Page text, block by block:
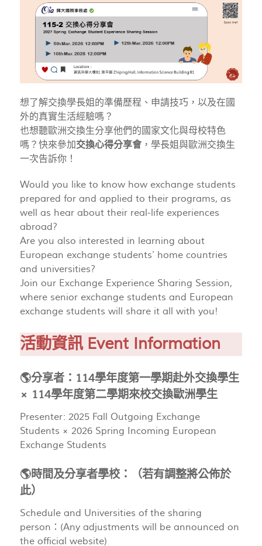
想了解交換學長姐的準備歷程、申請技巧，以及在國
外的真實生活經驗嗎？
也想聽歐洲交換生分享他們的國家文化與母校特色
嗎？快來參加交換心得分享會，學長姐與歐洲交換生
一次告訴你！
Would you like to know how exchange students
prepared for and applied to their programs, as
well as hear about their real-life experiences
abroad?
Are you also interested in learning about
European exchange students’ home countries
and universities?
Join our Exchange Experience Sharing Session,
where senior exchange students and European
exchange students will share it all with you!
活動資訊 Event Information
🌎分享者：114學年度第一學期赴外交換學生
× 114學年度第二學期來校交換歐洲學生
Presenter: 2025 Fall Outgoing Exchange
Students × 2026 Spring Incoming European
Exchange Students
🌎時間及分享者學校：（若有調整將公佈於
此）
Schedule and Universities of the sharing
person：(Any adjustments will be announced on
the official website)